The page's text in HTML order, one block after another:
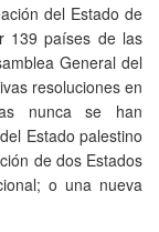
del Estado de
139 países de las
General del
resoluciones en
nunca se han
Estado palestino
de dos Estados
o una nueva